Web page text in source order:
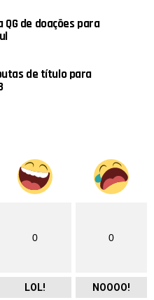
de doações para
de título para
0
LOL!
0
NOOOO!